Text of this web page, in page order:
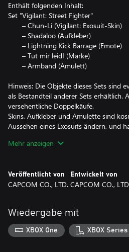
Enthält folgenden Inhalt:
Set "Vigilant: Street Fighter"
– Chun-Li (Vigilant: Exosuit-Skin)
– Shadaloo (Aufkleber)
– Lightning Kick Barrage (Emote)
– Tut mir leid! (Marke)
– Armband (Amulett)
Hinweis: Die Objekte dieses Sets sind
als Bestandteil anderer Sets erhältlich.
versehentliche Doppelkäufe.
Skins, Aufkleber und Amulette sind
Aussehen eines Exosuits ändern, und
Emotes und Marken sind Objekte, mit
Titelbildschirm zum Hauptbildschirm
benutzt werden, mit dem die Inhalte
wenn der Organisator der
die Inhalte nicht für Familienmitglieder
Mehr anzeigen
Veröffentlicht von
CAPCOM CO., LTD.
Entwickelt von
CAPCOM CO.,
Wiedergabe mit
XBOX One XBOX Series